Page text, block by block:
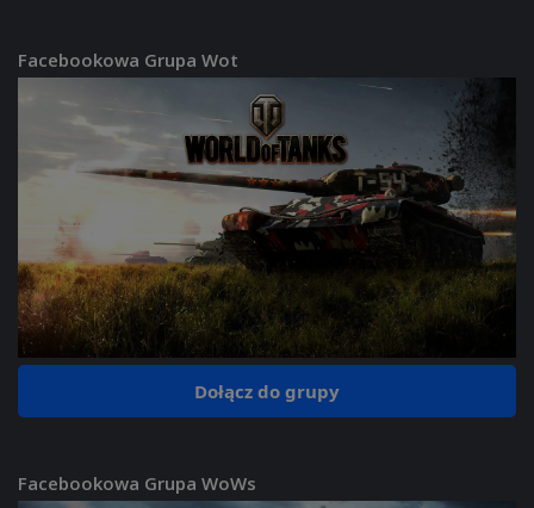
Facebookowa Grupa Wot
Dołącz do grupy
Facebookowa Grupa WoWs